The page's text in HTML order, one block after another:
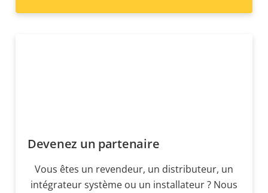
Devenez un partenaire
Vous êtes un revendeur, un distributeur, un
intégrateur système ou un installateur ? Nous